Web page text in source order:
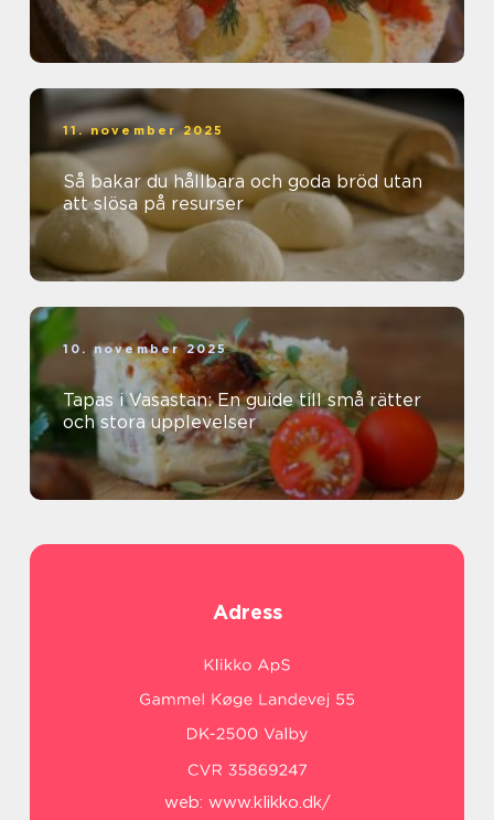
11. november 2025
Så bakar du hållbara och goda bröd utan
att slösa på resurser
10. november 2025
Tapas i Vasastan: En guide till små rätter
och stora upplevelser
Adress
web: www.klikko.dk/